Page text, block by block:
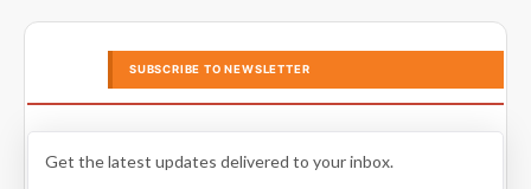
SUBSCRIBE TO NEWSLETTER
Get the latest updates delivered to your inbox.